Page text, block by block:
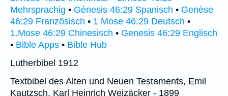
Mehrsprachig • Génesis 46:29 Spanisch • Genèse
46:29 Französisch • 1 Mose 46:29 Deutsch •
1.Mose 46:29 Chinesisch • Genesis 46:29 Englisch
• Bible Apps • Bible Hub
Lutherbibel 1912
Textbibel des Alten und Neuen Testaments, Emil
Kautzsch, Karl Heinrich Weizäcker - 1899